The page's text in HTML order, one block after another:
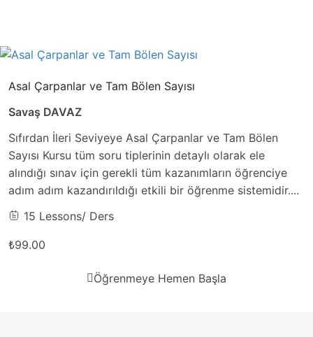
Asal Çarpanlar ve Tam Bölen Sayısı
Savaş DAVAZ
Sıfırdan İleri Seviyeye Asal Çarpanlar ve Tam Bölen
Sayısı Kursu tüm soru tiplerinin detaylı olarak ele
alındığı sınav için gerekli tüm kazanımların öğrenciye
adım adım kazandırıldığı etkili bir öğrenme sistemidir....
15 Lessons/ Ders
₺99.00
Öğrenmeye Hemen Başla